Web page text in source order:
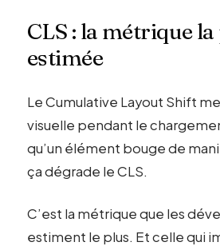
CLS : la métrique
estimée
Le Cumulative Layout Shift
visuelle pendant le
qu’un élément bouge de
ça dégrade le CLS.
C’est la métrique que les
estiment le plus. Et celle qui